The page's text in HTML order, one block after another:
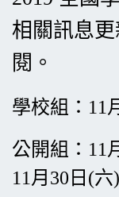
相關訊息
閱。
學校組：11
公開組：11
11月30日 (六)